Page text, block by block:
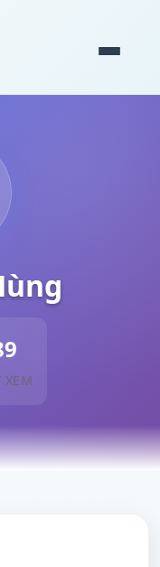
XEM